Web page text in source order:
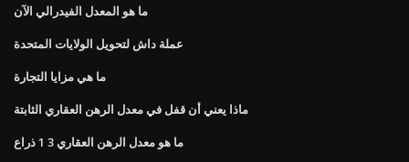
ما هو المعدل الفيدرالي الآن
عملة داش لتحويل الولايات المتحدة
ما هي مزايا التجارة
ماذا يعني أن قفل في معدل الرهن العقاري الثابتة
ما هو معدل الرهن العقاري 3 1 ذراع